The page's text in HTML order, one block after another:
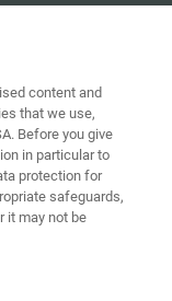
content and
that we use,
Before you give
in particular to
protection for
safeguards,
it may not be